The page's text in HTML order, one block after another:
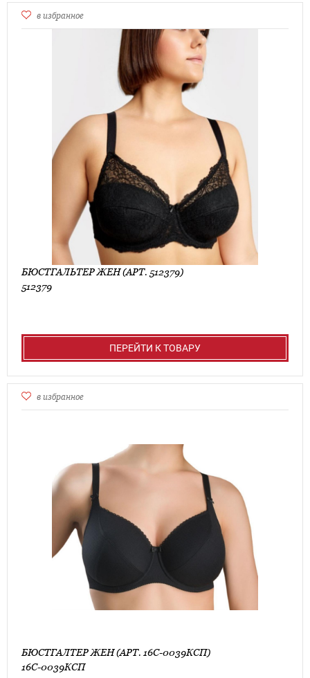
в избранное
БЮСТГАЛЬТЕР ЖЕН (АРТ. 512379)
512379
ПЕРЕЙТИ К ТОВАРУ
в избранное
БЮСТГАЛТЕР ЖЕН (АРТ. 16С-0039КСП)
16С-0039КСП